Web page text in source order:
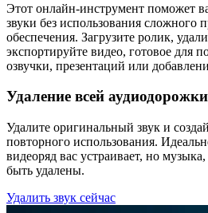
Этот онлайн-инструмент поможет
звуки без использования сложного
обеспечения. Загрузите ролик,
экспортируйте видео, готовое для
озвучки, презентаций или
Удаление всей аудиодорожки
Удалите оригинальный звук и
повторного использования.
видеоряд вас устраивает, но
быть удалены.
Удалить звук сейчас